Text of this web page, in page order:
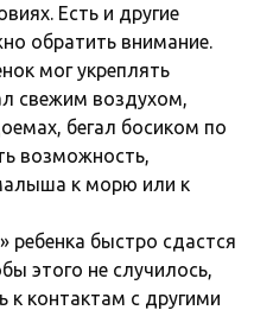
Есть и другие
обратить внимание.
мог укреплять
свежим воздухом,
бегал босиком по
возможность,
к морю или к
ребенка быстро сдастся
этого не случилось,
к контактам с другими